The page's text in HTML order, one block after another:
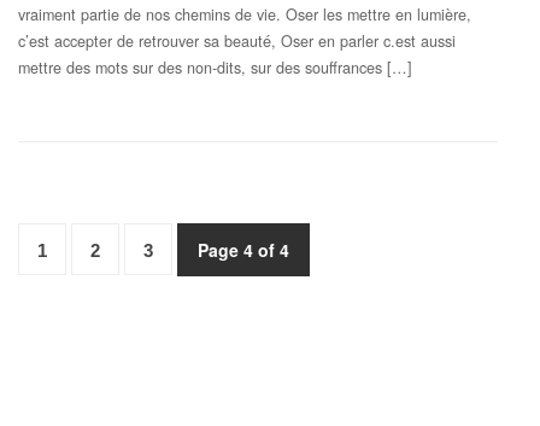
vraiment partie de nos chemins de vie. Oser les mettre en lumière,
c’est accepter de retrouver sa beauté, Oser en parler c.est aussi
mettre des mots sur des non-dits, sur des souffrances […]
1 2 3 Page 4 of 4